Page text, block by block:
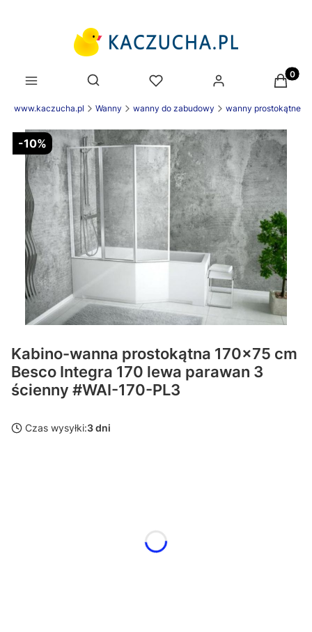
Otwórz wyszukiwarkę
www.kaczucha.pl Wanny wanny do zabudowy wanny prostokątne
-10%
Kabino-wanna prostokątna 170x75 cm
Besco Integra 170 lewa parawan 3
ścienny #WAI-170-PL3
Czas wysyłki:3 dni